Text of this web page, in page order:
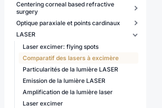
Centering corneal based refractive
surgery
Optique paraxiale et points cardinaux
LASER
Laser excimer: flying spots
Comparatif des lasers à excimère
Particularités de la lumière LASER
Emission de la lumière LASER
Amplification de la lumière laser
Laser excimer